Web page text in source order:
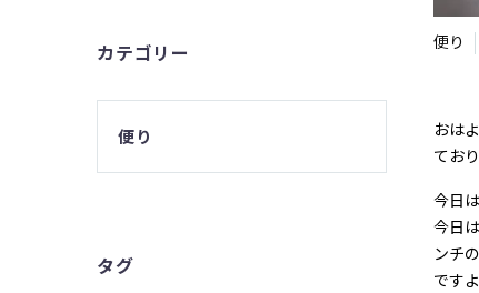
便り
おは
てお
今日
今日
ンチ
です
カテゴリー
便り
タグ